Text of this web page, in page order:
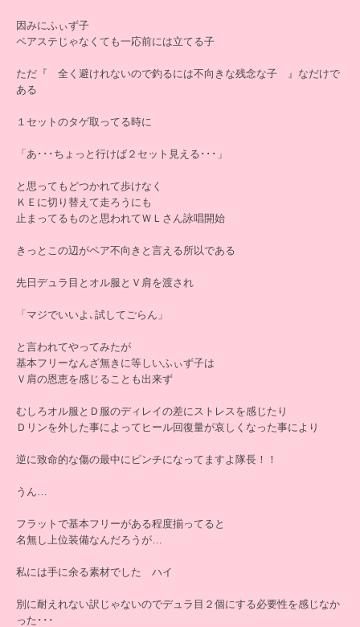
因みにふぃず子
ペアステじゃなくても一応前には立てる子
ただ『 全く避けれないので釣るには不向きな残念な子 』なだけで
ある
１セットのタゲ取ってる時に
「あ･･･ちょっと行けば２セット見える･･･」
と思ってもどつかれて歩けなく
ＫＥに切り替えて走ろうにも
止まってるものと思われてＷＬさん詠唱開始
きっとこの辺がペア不向きと言える所以である
先日デュラ目とオル服とＶ肩を渡され
「マジでいいよ､試してごらん」
と言われてやってみたが
基本フリーなんざ無きに等しいふぃず子は
Ｖ肩の恩恵を感じることも出来ず
むしろオル服とＤ服のディレイの差にストレスを感じたり
Ｄリンを外した事によってヒール回復量が哀しくなった事により
逆に致命的な傷の最中にピンチになってますよ隊長！！
うん…
フラットで基本フリーがある程度揃ってると
名無し上位装備なんだろうが…
私には手に余る素材でした ハイ
別に耐えれない訳じゃないのでデュラ目２個にする必要性を感じなか
った･･･